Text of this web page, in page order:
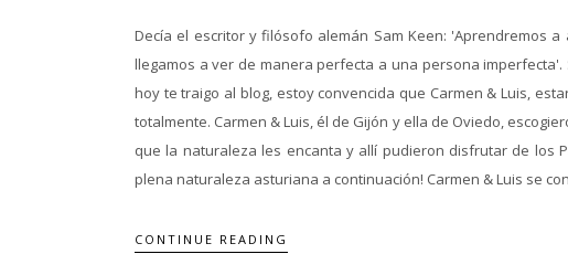
Decía el escritor y filósofo alemán Sam Keen: 'Aprendremos
llegamos a ver de manera perfecta a una persona
hoy te traigo al blog, estoy convencida que Carmen & Luis,
totalmente. Carmen & Luis, él de Gijón y ella de Oviedo,
que la naturaleza les encanta y allí pudieron disfrutar de los
plena naturaleza asturiana a continuación! Carmen & Luis se
CONTINUE READING